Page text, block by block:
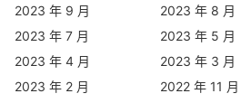
2023 年 9 月
2023 年 8 月
2023 年 7 月
2023 年 5 月
2023 年 4 月
2023 年 3 月
2023 年 2 月
2022 年 11 月